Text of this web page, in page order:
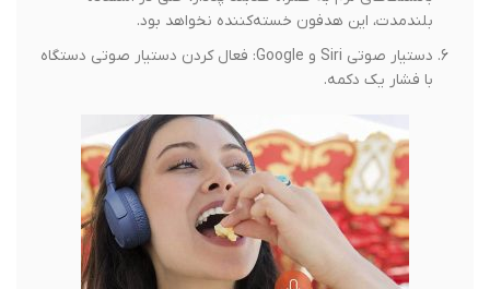
بلندمدت، این هدفون خسته‌کننده نخواهد بود.
دستیار صوتی Siri و Google: فعال کردن دستیار صوتی دستگاه
با فشار یک دکمه.